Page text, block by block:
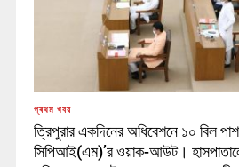
প্ৰথম খবর
ত্রিপুরার একদিনের অধিবেশনে ১০ বিল
সিপিআই(এম)’র ওয়াক-আউট।